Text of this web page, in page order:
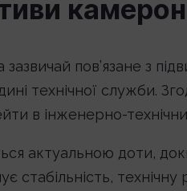
пов’язане з
технічної служби.
в інженерно-
актуальною доти,
стабільність,